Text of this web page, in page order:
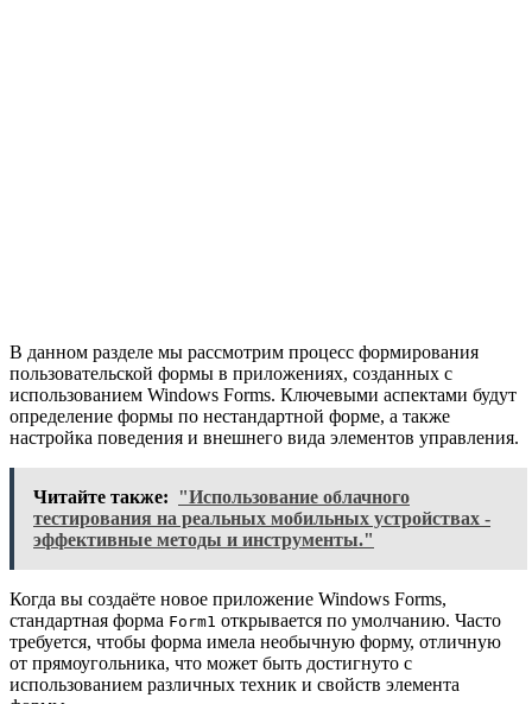
В данном разделе мы рассмотрим процесс формирования
пользовательской формы в приложениях, созданных с
использованием Windows Forms. Ключевыми аспектами будут
определение формы по нестандартной форме, а также
настройка поведения и внешнего вида элементов управления.
Читайте также: "Использование облачного
тестирования на реальных мобильных устройствах -
эффективные методы и инструменты."
Когда вы создаёте новое приложение Windows Forms,
стандартная форма Form1 открывается по умолчанию. Часто
требуется, чтобы форма имела необычную форму, отличную
от прямоугольника, что может быть достигнуто с
использованием различных техник и свойств элемента